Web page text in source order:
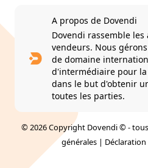
A propos de Dovendi
Dovendi rassemble les
vendeurs. Nous
de domaine
d'intermédiaire pour la
dans le but d'obtenir
toutes les parties.
© 2026 Copyright Dovendi © -
générales |